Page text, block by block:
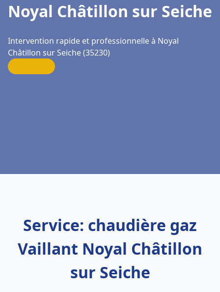
Noyal Châtillon sur Seiche
Intervention rapide et professionnelle à Noyal
Châtillon sur Seiche (35230)
Service: chaudière gaz
Vaillant Noyal Châtillon
sur Seiche